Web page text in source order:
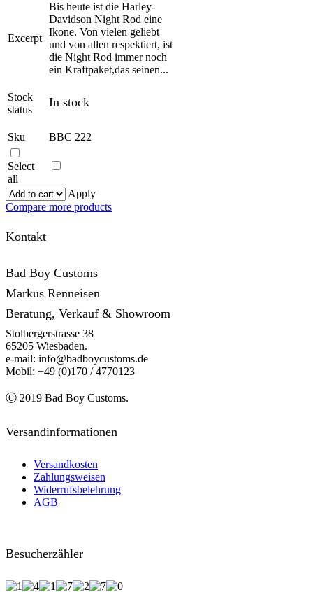
Excerpt
Bis heute ist die Harley-
Davidson Night Rod eine
Ikone. Von vielen geliebt
und von allen respektiert, ist
die Night Rod immer noch
ein Kraftpaket,das seinen...
Stock
status
In stock
Sku BBC 222
Select
all
Apply
Compare more products
Kontakt
Bad Boy Customs
Markus Renneisen
Beratung, Verkauf & Showroom
Stolbergerstrasse 38
65205 Wiesbaden.
e-mail: info@badboycustoms.de
Mobil: +49 (0)170 / 4770123
Ⓒ 2019 Bad Boy Customs.
Versandinformationen
Versandkosten
Zahlungsweisen
Widerrufsbelehrung
AGB
Besucherzähler